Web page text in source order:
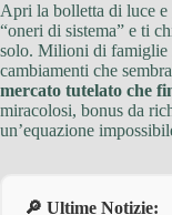
Apri la bolletta di luce e
“oneri di sistema” e ti
solo. Milioni di famiglie
cambiamenti che
mercato tutelato che
miracolosi, bonus da
un’equazione
🔎 Ultime Notizie: